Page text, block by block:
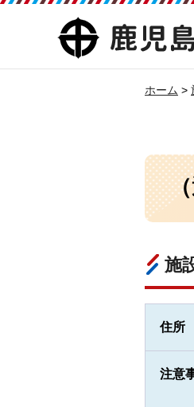
鹿児島市
ホーム >
施
住所
注意